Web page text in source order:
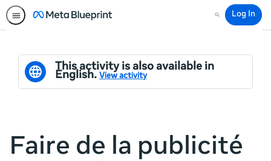
Search
Log In
This activity is also available in
English. View activity
Faire de la publicité